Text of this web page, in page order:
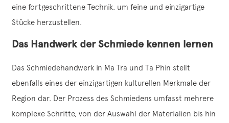
eine fortgeschrittene Technik, um feine und einzigartige
Stücke herzustellen.
Das Handwerk der Schmiede kennen lernen
Das Schmiedehandwerk in Ma Tra und Ta Phin stellt
ebenfalls eines der einzigartigen kulturellen Merkmale der
Region dar. Der Prozess des Schmiedens umfasst mehrere
komplexe Schritte, von der Auswahl der Materialien bis hin